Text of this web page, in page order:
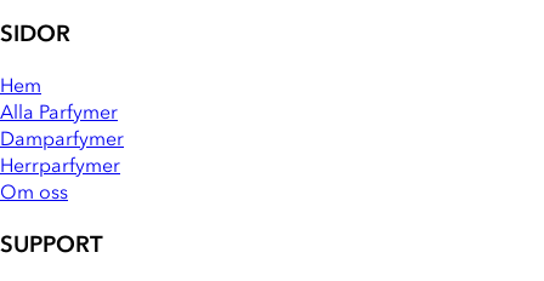
SIDOR
Hem
Alla Parfymer
Damparfymer
Herrparfymer
Om oss
SUPPORT